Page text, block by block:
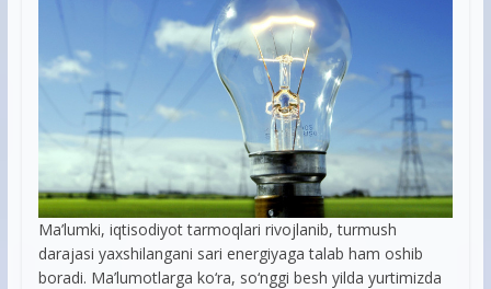
Ma’lumki, iqtisodiyot tarmoqlari rivojlanib, turmush
darajasi yaxshilangani sari energiyaga talab ham oshib
boradi. Ma’lumotlarga ko‘ra, so‘nggi besh yilda yurtimizda